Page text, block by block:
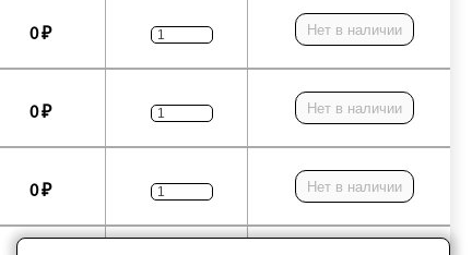
0 ₽ Нет в наличии
0 ₽ Нет в наличии
0 ₽ Нет в наличии